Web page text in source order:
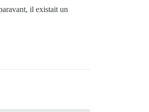
il existait un